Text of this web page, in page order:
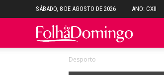
SÁBADO, 8 DE AGOSTO DE 2026 ANO: CXII
Folha
Desporto